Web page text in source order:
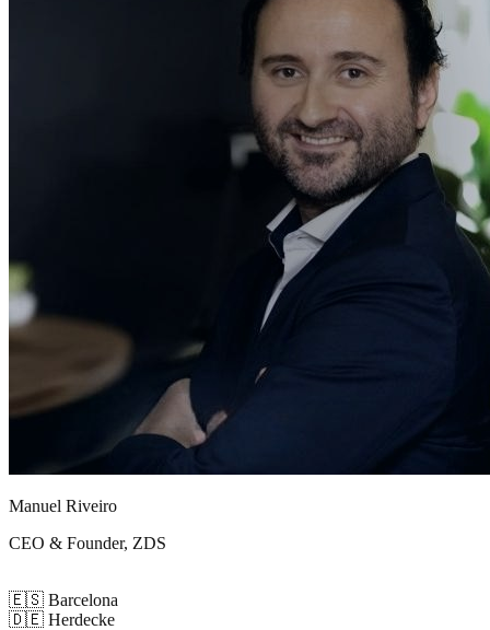
Manuel Riveiro
CEO & Founder, ZDS
🇪🇸 Barcelona
🇩🇪 Herdecke